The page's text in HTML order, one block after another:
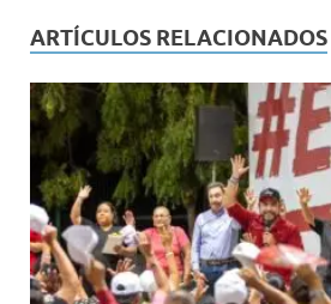
ARTÍCULOS RELACIONADOS